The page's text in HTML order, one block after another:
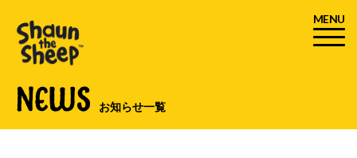
MENU
NEWS お知らせ一覧